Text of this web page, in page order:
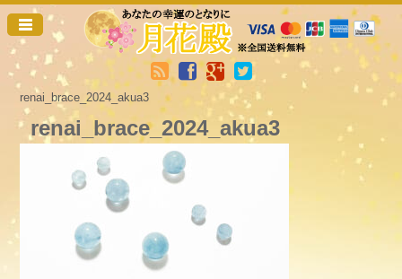
renai_brace_2024_akua3
renai_brace_2024_akua3